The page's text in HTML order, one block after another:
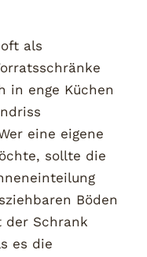
als
in enge Küchen
eine eigene
sollte die
Böden
der Schrank
es die